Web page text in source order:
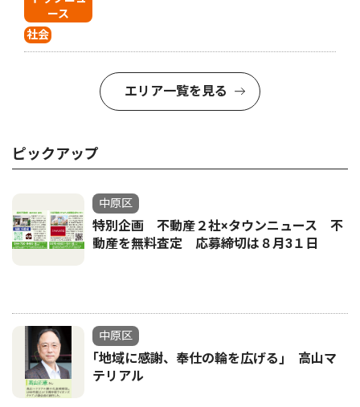
ース
社会
エリア一覧を見る
ピックアップ
中原区
特別企画 不動産２社×タウンニュース 不
動産を無料査定 応募締切は８月3１日
中原区
｢地域に感謝、奉仕の輪を広げる｣ 高山マ
テリアル